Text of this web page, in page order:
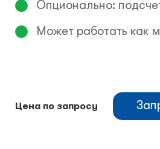
Опционально:
Может работать как
Цена по запросу